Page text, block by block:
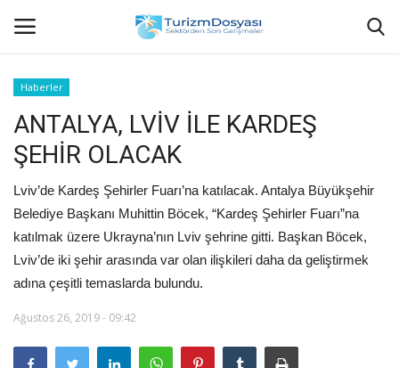
Anasayfa
Bize Ulaşın
Künye
Halil ÖNCÜ kimdir?
Haberler
Haberler
ANTALYA, LVİV İLE KARDEŞ
ŞEHİR OLACAK
Lviv’de Kardeş Şehirler Fuarı’na katılacak. Antalya Büyükşehir
Belediye Başkanı Muhittin Böcek, “Kardeş Şehirler Fuarı”na
katılmak üzere Ukrayna’nın Lviv şehrine gitti. Başkan Böcek,
Lviv’de iki şehir arasında var olan ilişkileri daha da geliştirmek
adına çeşitli temaslarda bulundu.
Ağustos 26, 2019 - 09:42